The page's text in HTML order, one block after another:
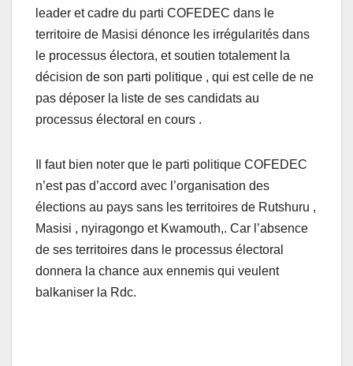
leader et cadre du parti COFEDEC dans le
territoire de Masisi dénonce les irrégularités dans
le processus électora, et soutien totalement la
décision de son parti politique , qui est celle de ne
pas déposer la liste de ses candidats au
processus électoral en cours .
Il faut bien noter que le parti politique COFEDEC
n’est pas d’accord avec l’organisation des
élections au pays sans les territoires de Rutshuru ,
Masisi , nyiragongo et Kwamouth,. Car l’absence
de ses territoires dans le processus électoral
donnera la chance aux ennemis qui veulent
balkaniser la Rdc.